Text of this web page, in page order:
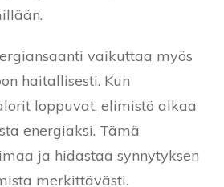
vaikuttaa myös
haitallisesti. Kun
loppuvat, elimistö alkaa
energiaksi. Tämä
ja hidastaa synnytyksen
merkittävästi.